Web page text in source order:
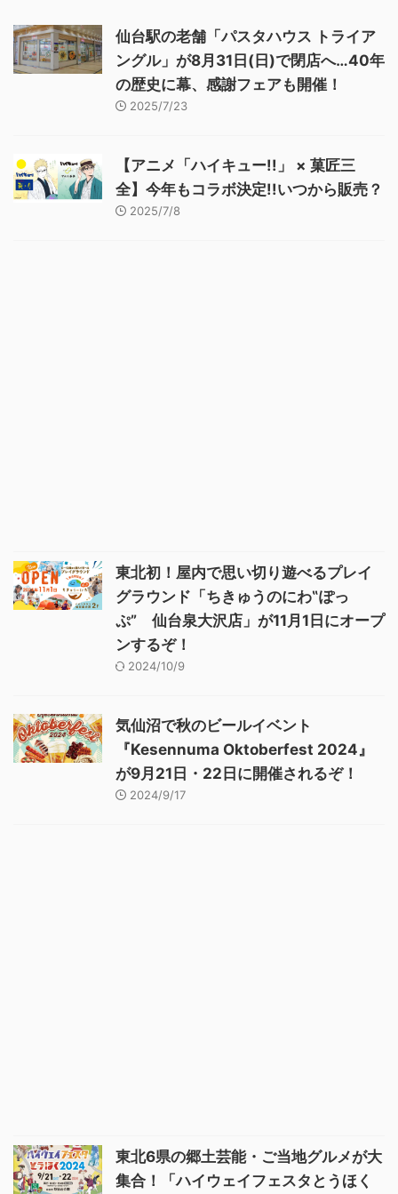
仙台駅の老舗「パスタハウス トライア
ングル」が8月31日(日)で閉店へ…40年
の歴史に幕、感謝フェアも開催！
2025/7/23
【アニメ「ハイキュー!!」 × 菓匠三
全】今年もコラボ決定!!いつから販売？
2025/7/8
東北初！屋内で思い切り遊べるプレイ
グラウンド「ちきゅうのにわ‟ぽっ
ぷ” 仙台泉大沢店」が11月1日にオープ
ンするぞ！
2024/10/9
気仙沼で秋のビールイベント
『Kesennuma Oktoberfest 2024』
が9月21日・22日に開催されるぞ！
2024/9/17
東北6県の郷土芸能・ご当地グルメが大
集合！「ハイウェイフェスタとうほく